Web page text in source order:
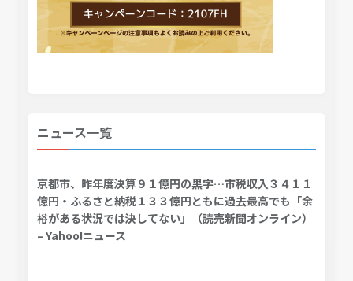
ニュース一覧
京都市、昨年度決算９１億円の黒字…市税収入３４１１
億円・ふるさと納税１３３億円ともに過去最高でも「余
裕がある状況では決してない」（読売新聞オンライン）
– Yahoo!ニュース